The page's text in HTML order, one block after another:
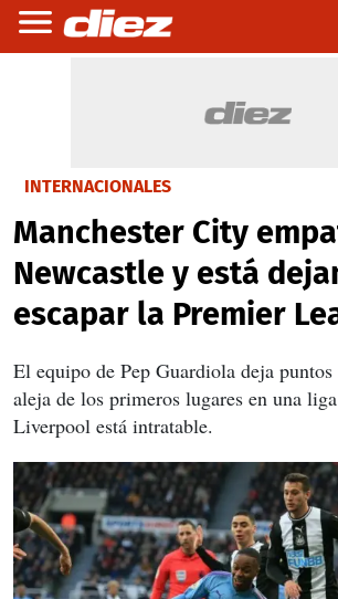
INTERNACIONALES
Manchester City
Newcastle y está
escapar la Premier
El equipo de Pep Guardiola deja puntos
aleja de los primeros lugares en una
Liverpool está intratable.